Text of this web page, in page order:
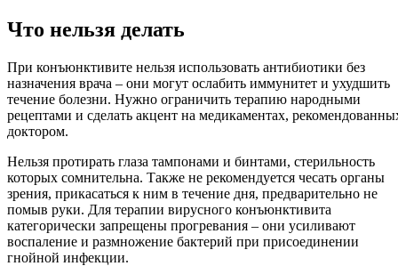
Что нельзя делать
При конъюнктивите нельзя использовать антибиотики без
назначения врача – они могут ослабить иммунитет и ухудшить
течение болезни. Нужно ограничить терапию народными
рецептами и сделать акцент на медикаментах,
доктором.
Нельзя протирать глаза тампонами и бинтами, стерильность
которых сомнительна. Также не рекомендуется чесать органы
зрения, прикасаться к ним в течение дня, предварительно не
помыв руки. Для терапии вирусного конъюнктивита
категорически запрещены прогревания – они усиливают
воспаление и размножение бактерий при присоединении
гнойной инфекции.